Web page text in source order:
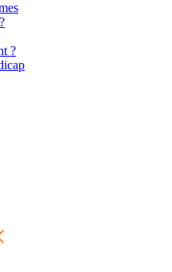
?